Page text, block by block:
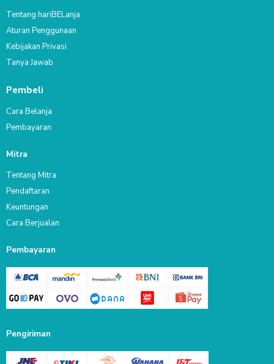
Tentang hariBELanja
Aturan Penggunaan
Kebijakan Privasi
Tanya Jawab
Pembeli
Cara Belanja
Pembayaran
Mitra
Tentang Mitra
Pendaftaran
Keuntungan
Cara Berjualan
Pembayaran
Pengiriman